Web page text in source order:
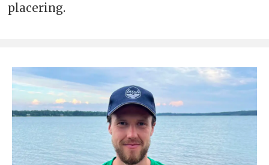
placering.